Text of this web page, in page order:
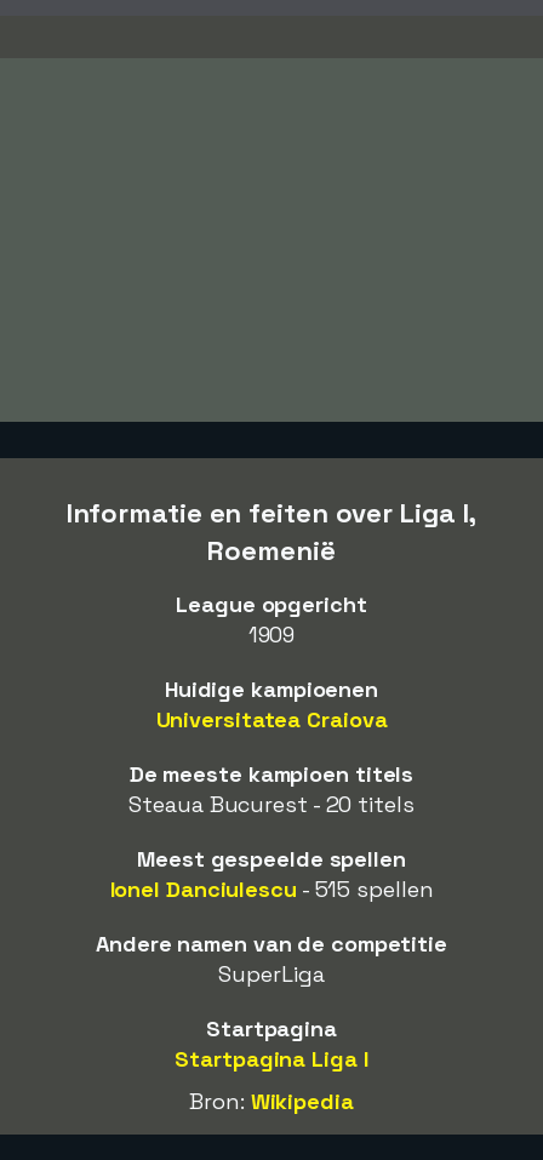
Informatie en feiten over Liga I,
Roemenië
League opgericht
1909
Huidige kampioenen
Universitatea Craiova
De meeste kampioen titels
Steaua Bucurest - 20 titels
Meest gespeelde spellen
Ionel Danciulescu - 515 spellen
Andere namen van de competitie
SuperLiga
Startpagina
Startpagina Liga I
Bron: Wikipedia